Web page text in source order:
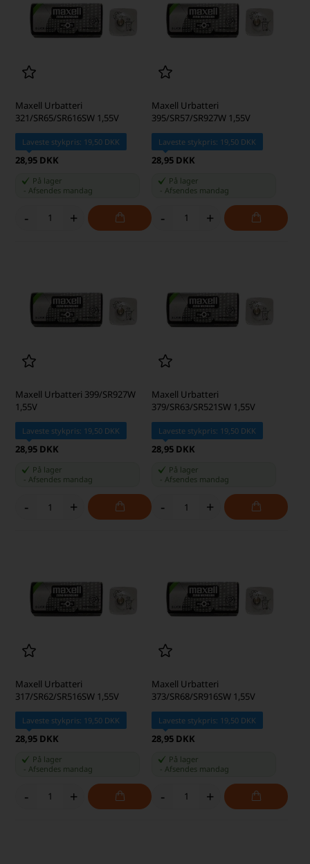
Maxell Urbatteri
321/SR65/SR616SW 1,55V
Laveste stykpris: 19,50 DKK
28,95 DKK
På lager
Afsendes mandag
- +
Maxell Urbatteri
395/SR57/SR927W 1,55V
Laveste stykpris: 19,50 DKK
28,95 DKK
På lager
Afsendes mandag
- +
Maxell Urbatteri 399/SR927W
1,55V
Laveste stykpris: 19,50 DKK
28,95 DKK
På lager
-Afsendes mandag
- +
Maxell Urbatteri
379/SR63/SR521SW 1,55V
Laveste stykpris: 19,50 DKK
28,95 DKK
På lager
Afsendes mandag
- +
Maxell Urbatteri
317/SR62/SR516SW 1,55V
Laveste stykpris: 19,50 DKK
28,95 DKK
På lager
Afsendes mandag
- +
Maxell Urbatteri
373/SR68/SR916SW 1,55V
Laveste stykpris: 19,50 DKK
28,95 DKK
På lager
Afsendes mandag
- +